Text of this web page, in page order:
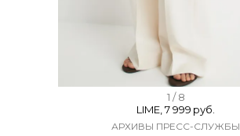
1 / 8
LIME, 7 999 руб.
АРХИВЫ ПРЕСС-СЛУЖБЫ